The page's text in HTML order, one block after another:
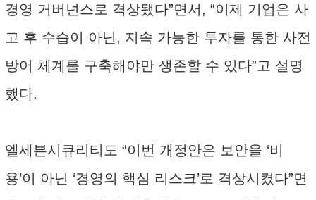
경영 거버넌스로 격상됐다”면서, “이제 기업은 사
고 후 수습이 아닌, 지속 가능한 투자를 통한 사전
방어 체계를 구축해야만 생존할 수 있다”고 설명
했다.
엘세븐시큐리티도 “이번 개정안은 보안을 ‘비
용’이 아닌 ‘경영의 핵심 리스크’로 격상시켰다”면